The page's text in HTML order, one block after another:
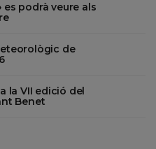
es podrà veure als
de
la VII edició del
Benet